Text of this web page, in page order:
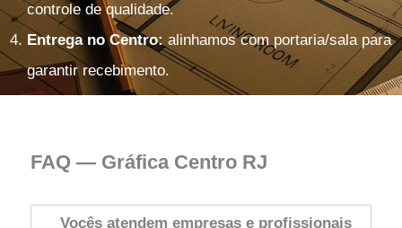
controle de qualidade.
Entrega no Centro: alinhamos com portaria/sala para
garantir recebimento.
FAQ — Gráfica Centro RJ
Vocês atendem empresas e profissionais